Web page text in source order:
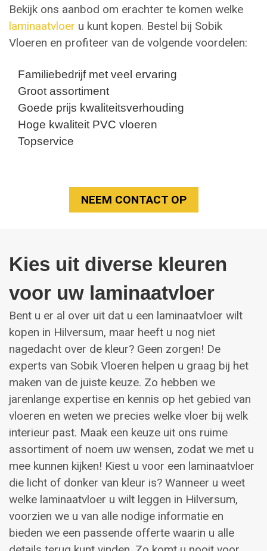
Bekijk ons aanbod om erachter te komen welke
laminaatvloer u kunt kopen. Bestel bij Sobik
Vloeren en profiteer van de volgende voordelen:
Familiebedrijf met veel ervaring
Groot assortiment
Goede prijs kwaliteitsverhouding
Hoge kwaliteit PVC vloeren
Topservice
NEEM CONTACT OP
Kies uit diverse kleuren
voor uw laminaatvloer
Bent u er al over uit dat u een laminaatvloer wilt
kopen in Hilversum, maar heeft u nog niet
nagedacht over de kleur? Geen zorgen! De
experts van Sobik Vloeren helpen u graag bij het
maken van de juiste keuze. Zo hebben we
jarenlange expertise en kennis op het gebied van
vloeren en weten we precies welke vloer bij welk
interieur past. Maak een keuze uit ons ruime
assortiment of noem uw wensen, zodat we met u
mee kunnen kijken! Kiest u voor een laminaatvloer
die licht of donker van kleur is? Wanneer u weet
welke laminaatvloer u wilt leggen in Hilversum,
voorzien we u van alle nodige informatie en
bieden we een passende offerte waarin u alle